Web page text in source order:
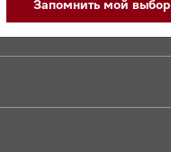
Запомнить мой выбор